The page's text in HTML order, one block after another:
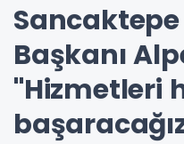
Başkanı
"Hizmetleri